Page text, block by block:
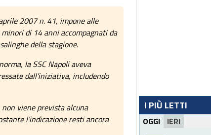
2007 n. 41, impone alle
di 14 anni accompagnati da
della stagione.
la SSC Napoli aveva
dall’iniziativa, includendo
viene prevista alcuna
l’indicazione resti ancora
I PIÙ LETTI
OGGI IERI